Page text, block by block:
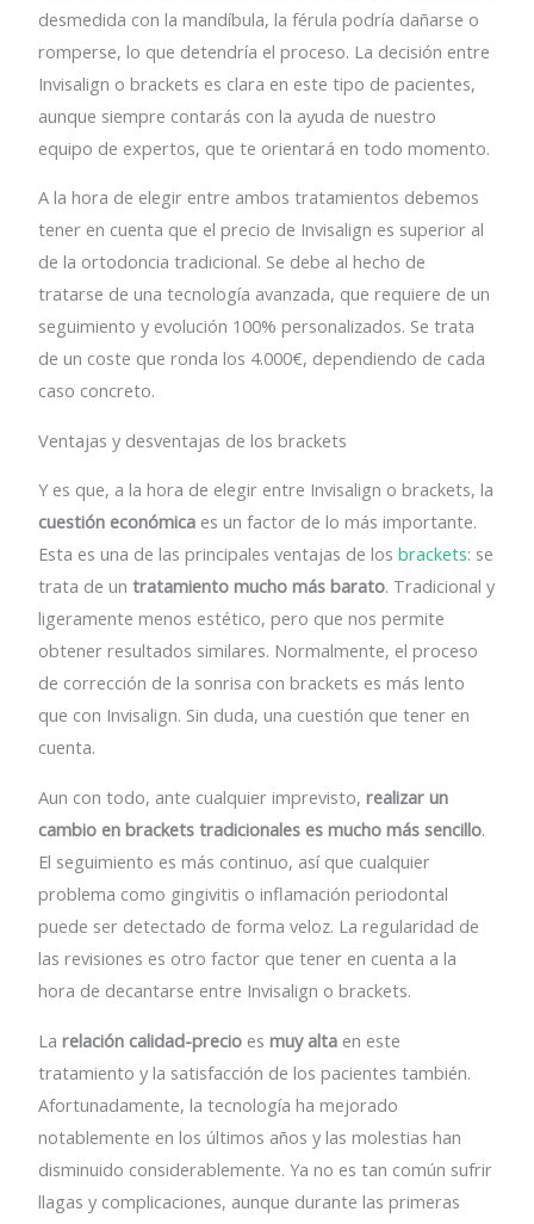
desmedida con la mandíbula, la férula podría dañarse o
romperse, lo que detendría el proceso. La decisión entre
Invisalign o brackets es clara en este tipo de pacientes,
aunque siempre contarás con la ayuda de nuestro
equipo de expertos, que te orientará en todo momento.
A la hora de elegir entre ambos tratamientos debemos
tener en cuenta que el precio de Invisalign es superior al
de la ortodoncia tradicional. Se debe al hecho de
tratarse de una tecnología avanzada, que requiere de un
seguimiento y evolución 100% personalizados. Se trata
de un coste que ronda los 4.000€, dependiendo de cada
caso concreto.
Ventajas y desventajas de los brackets
Y es que, a la hora de elegir entre Invisalign o brackets, la
cuestión económica es un factor de lo más importante.
Esta es una de las principales ventajas de losbrackets: se
trata de untratamiento mucho más barato. Tradicional y
ligeramente menos estético, pero que nos permite
obtener resultados similares. Normalmente, el proceso
de corrección de la sonrisa con brackets es más lento
que con Invisalign. Sin duda, una cuestión que tener en
cuenta.
Aun con todo, ante cualquier imprevisto,realizar un
cambio en brackets tradicionales es mucho más sencillo.
El seguimiento es más continuo, así que cualquier
problema como gingivitis o inflamación periodontal
puede ser detectado de forma veloz. La regularidad de
las revisiones es otro factor que tener en cuenta a la
hora de decantarse entre Invisalign o brackets.
Larelación calidad-precio esmuy alta en este
tratamiento y la satisfacción de los pacientes también.
Afortunadamente, la tecnología ha mejorado
notablemente en los últimos años y las molestias han
disminuido considerablemente. Ya no es tan común sufrir
llagas y complicaciones, aunque durante las primeras